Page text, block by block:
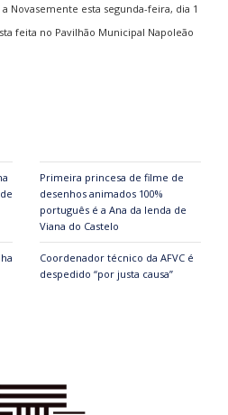
Novasemente esta segunda-feira, dia 1
feita no Pavilhão Municipal Napoleão
Primeira princesa de filme de
desenhos animados 100%
português é a Ana da lenda de
Viana do Castelo
Coordenador técnico da AFVC é
despedido “por justa causa”